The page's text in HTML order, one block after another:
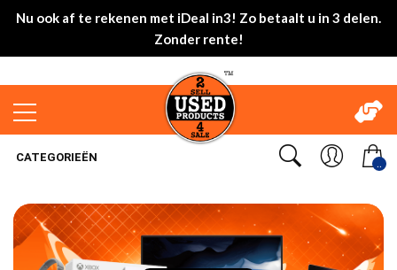
Nu ook af te rekenen met iDeal in3! Zo betaalt u in 3 delen.
Zonder rente!
..
CATEGORIEËN